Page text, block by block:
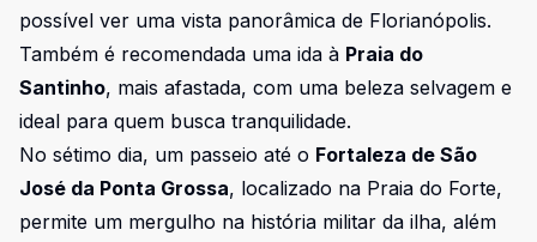
possível ver uma vista panorâmica de Florianópolis.
Também é recomendada uma ida à Praia do
Santinho, mais afastada, com uma beleza selvagem e
ideal para quem busca tranquilidade.
No sétimo dia, um passeio até o Fortaleza de São
José da Ponta Grossa, localizado na Praia do Forte,
permite um mergulho na história militar da ilha, além